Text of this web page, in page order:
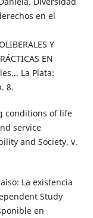
en el
Y
EN
La Plata:
8.
conditions of life
service
and Society, v.
La existencia
Study
en